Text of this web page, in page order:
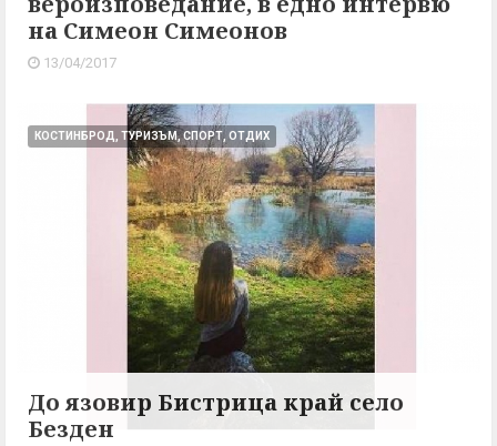
на Симеон Симеонов
13/04/2017
КОСТИНБРОД, ТУРИЗЪМ, СПОРТ, ОТДИХ
До язовир Бистрица край село
Безден